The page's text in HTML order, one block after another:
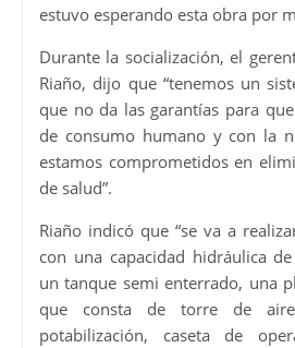
estuvo esperando esta obra por
Durante la socialización, el
Riaño, dijo que “tenemos un
que no da las garantías para
de consumo humano y con la
estamos comprometidos en
de salud”.
Riaño indicó que “se va a
con una capacidad hidráulica
un tanque semi enterrado, una
que consta de torre de
potabilización, caseta de